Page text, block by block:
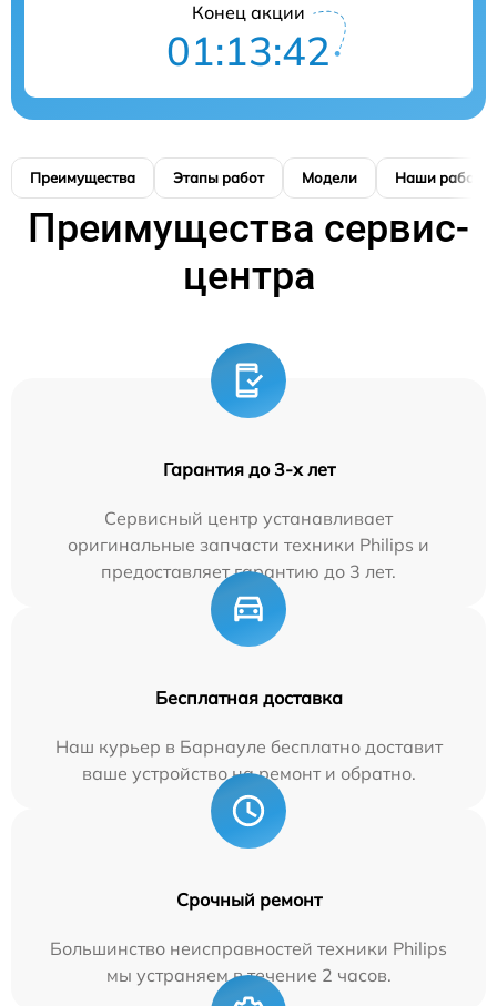
Конец акции
01:13:41
Преимущества Этапы работ Модели Наши работы
Преимущества сервис-
центра
Гарантия до 3-х лет
Сервисный центр устанавливает
оригинальные запчасти техники Philips и
предоставляет гарантию до 3 лет.
Бесплатная доставка
Наш курьер в Барнауле бесплатно доставит
ваше устройство на ремонт и обратно.
Срочный ремонт
Большинство неисправностей техники Philips
мы устраняем в течение 2 часов.